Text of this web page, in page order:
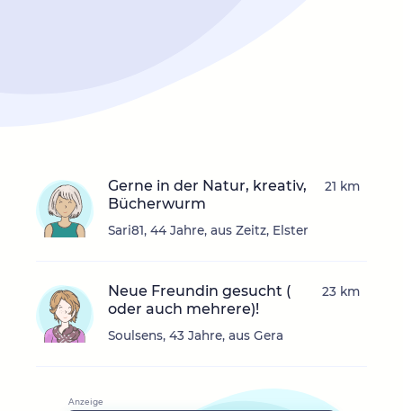
Gerne in der Natur, kreativ,
Bücherwurm
Sari81, 44 Jahre, aus Zeitz, Elster
21 km
Neue Freundin gesucht (
oder auch mehrere)!
Soulsens, 43 Jahre, aus Gera
23 km